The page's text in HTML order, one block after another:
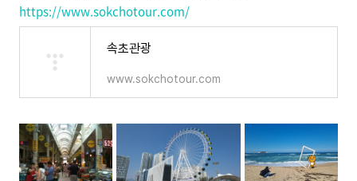
https://www.sokchotour.com/
속초관광
www.sokchotour.com